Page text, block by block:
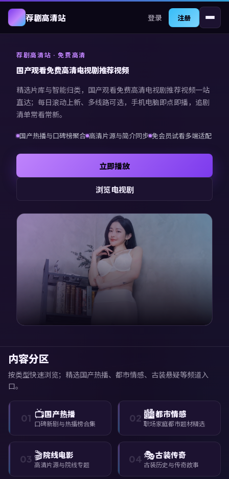
荐剧高清站 登录 注册
荐剧高清站 · 免费高清
国产观看免费高清电视剧推荐视频
精选片库与智能归类， 国产观看免费高清电视剧推荐视频一站
直达；每日滚动上新、多线路可选，手机电脑即点即播，追剧
清单常看常新。
国产热播与口碑榜聚合 高清片源与简介同步 免会员试看多端适配
立即播放
浏览电视剧
内容分区
按类型快速浏览；精选国产热播、都市情感、古装悬疑等频道入
口。
01 📺国产热播
口碑新剧与热播榜合集 02 🏙️都市情感
职场家庭都市题材精选
03 🎬院线电影
高清片源与院线专题 04 🎭古装传奇
古装历史与传奇故事